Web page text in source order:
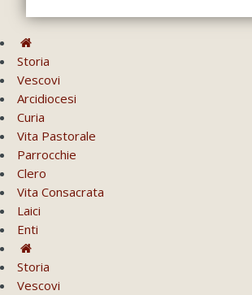
Storia
Vescovi
Arcidiocesi
Curia
Vita Pastorale
Parrocchie
Clero
Vita Consacrata
Laici
Enti
Storia
Vescovi